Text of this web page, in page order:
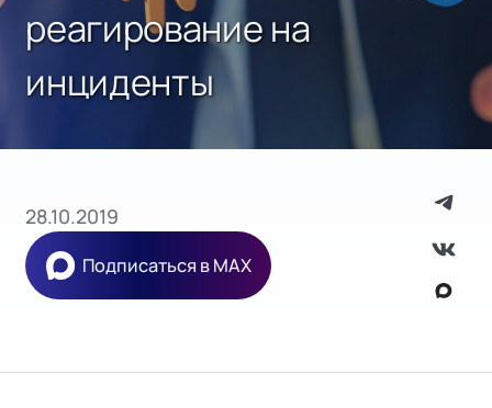
реагирование на
инциденты
28.10.2019
Подписаться в MAX